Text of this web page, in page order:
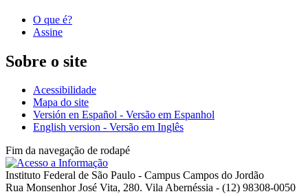
O que é?
Assine
Sobre o site
Acessibilidade
Mapa do site
Versión en Español - Versão em Espanhol
English version - Versão em Inglês
Fim da navegação de rodapé
Instituto Federal de São Paulo - Campus Campos do Jordão
Rua Monsenhor José Vita, 280. Vila Abernéssia - (12) 98308-0050